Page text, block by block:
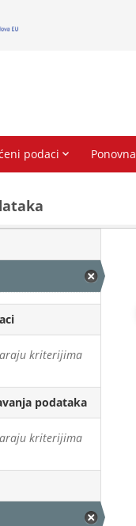
kriterijima
podataka
kriterijima